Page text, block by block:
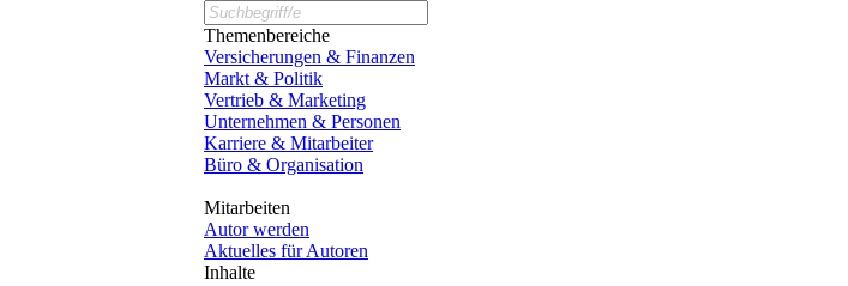
Themenbereiche
Versicherungen & Finanzen
Markt & Politik
Vertrieb & Marketing
Unternehmen & Personen
Karriere & Mitarbeiter
Büro & Organisation
Mitarbeiten
Autor werden
Aktuelles für Autoren
Inhalte